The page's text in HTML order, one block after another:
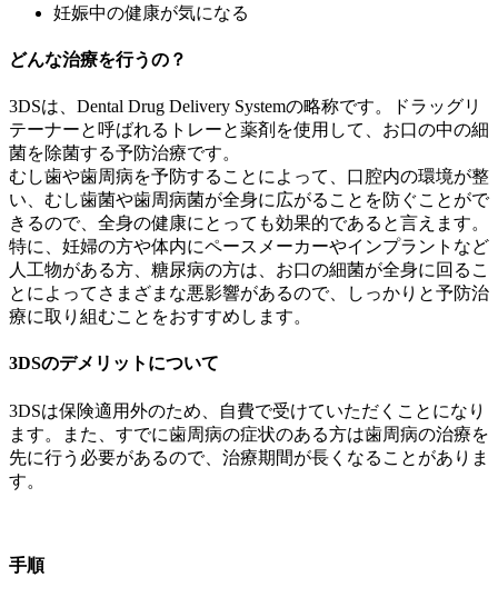
妊娠中の健康が気になる
どんな治療を行うの？
3DSは、Dental Drug Delivery Systemの略称です。ドラッグリ
テーナーと呼ばれるトレーと薬剤を使用して、お口の中の細
菌を除菌する予防治療です。
むし歯や歯周病を予防することによって、口腔内の環境が整
い、むし歯菌や歯周病菌が全身に広がることを防ぐことがで
きるので、全身の健康にとっても効果的であると言えます。
特に、妊婦の方や体内にペースメーカーやインプラントなど
人工物がある方、糖尿病の方は、お口の細菌が全身に回るこ
とによってさまざまな悪影響があるので、しっかりと予防治
療に取り組むことをおすすめします。
3DSのデメリットについて
3DSは保険適用外のため、自費で受けていただくことになり
ます。また、すでに歯周病の症状のある方は歯周病の治療を
先に行う必要があるので、治療期間が長くなることがありま
す。
手順